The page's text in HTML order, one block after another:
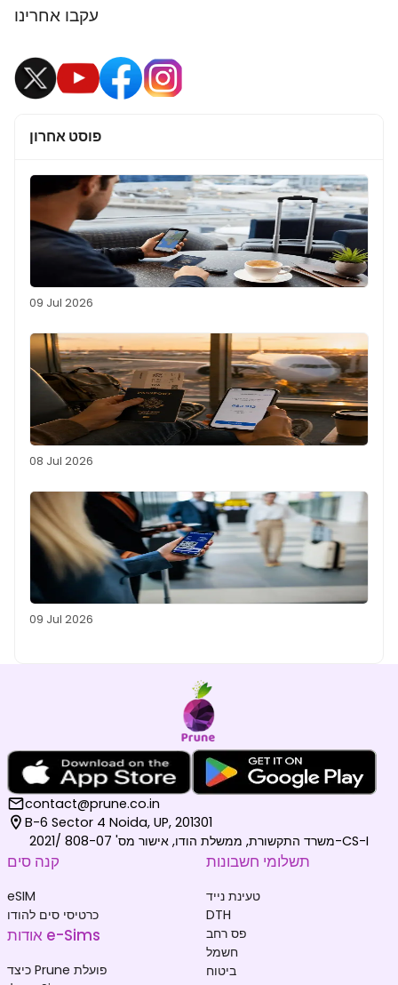
עקבו אחרינו
פוסט אחרון
09 Jul 2026
08 Jul 2026
09 Jul 2026
contact@prune.co.in
B-6 Sector 4 Noida, UP, 201301
משרד התקשורת, ממשלת הודו, אישור מס' 808-07 /2021-CS-I
קנה סים
eSIM
כרטיסי סים להודו
אודות e-Sims
כיצד Prune פועלת
תשלומי חשבונות
טעינת נייד
DTH
פס רחב
חשמל
ביטוח